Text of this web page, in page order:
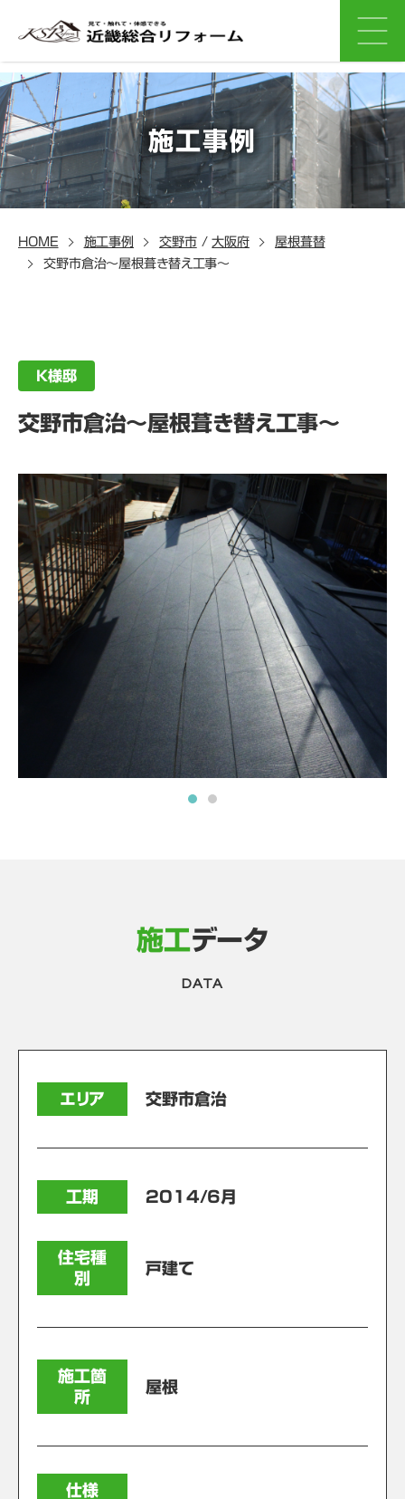
施工事例
HOME 施工事例 交野市/大阪府
屋根葺替
交野市倉治～屋根葺き替え工事～
K様邸
交野市倉治～屋根葺き替え工事～
施工データ
DATA
エリア 交野市倉治
工期 2014/6月
住宅種
別
戸建て
施工箇
所
屋根
仕様